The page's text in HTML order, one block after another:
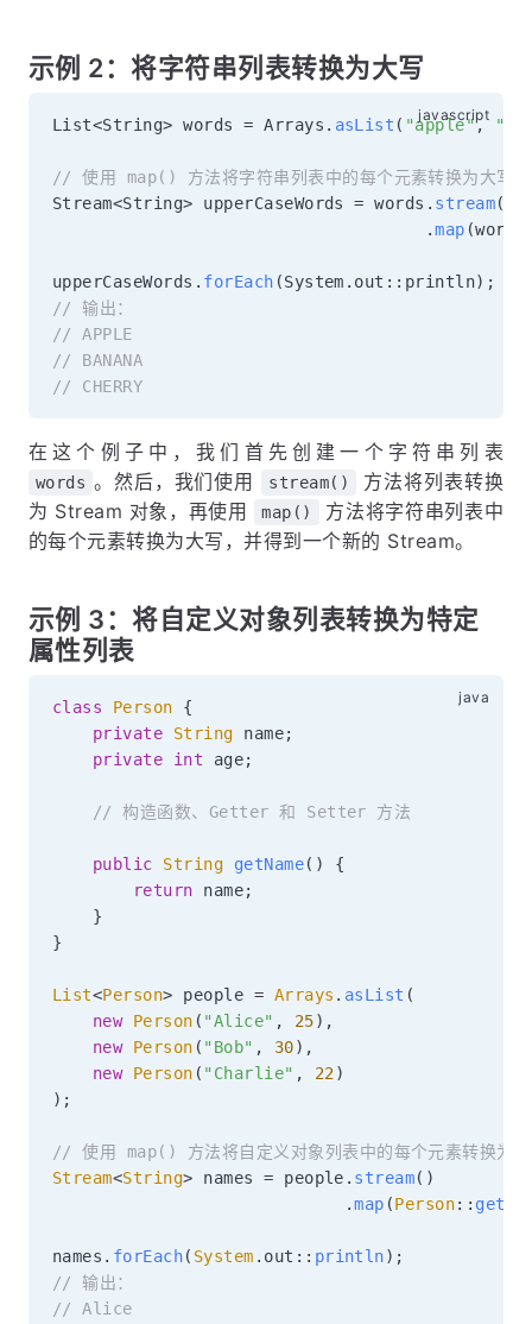
示例 2：将字符串列表转换为大写
List<String> words = Arrays . asList ( "apple",
// 使用 map() 方法将字符串列表中的每个元素转换为大写
Stream<String> upperCaseWords = words . stream(
.map (word
upperCaseWords . forEach (System . out : : println) ;
// 输出：
// APPLE
// BANANA
// CHERRY
在这个例子中，我们首先创建一个字符串列表
words 。然后，我们使用 stream()
方法将列表转换
为 Stream 对象，再使用
map()
方法将字符串列表中
的每个元素转换为大写，并得到一个新的 Stream。
示例 3：将自定义对象列表转换为特定
属性列表
class Person
{
private
String name;
private
int age;
// 构造函数、Getter 和 Setter 方法
public String getName( )
{
return name;
}
}
List<Person> people = Arrays . asList (
new
Person ( "Alice" , 25) ,
new
Person ( "Bob" , 30) ,
new
Person ( "Charlie" , 22)
) ;
// 使用 map() 方法将自定义对象列表中的每个元素转换为
Stream<String> names = people . stream( )
.map (Person::
names . forEach( System . out :: println) ;
// 输出：
// Alice